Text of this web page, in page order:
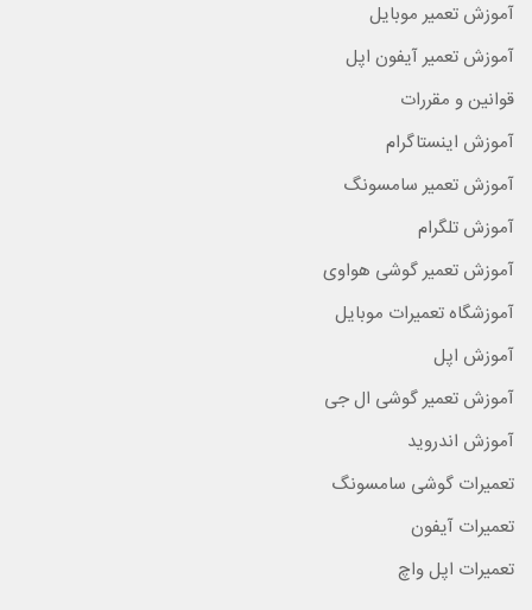
آموزش تعمیر موبایل
آموزش تعمیر آیفون اپل
قوانین و مقررات
آموزش اینستاگرام
آموزش تعمیر سامسونگ
آموزش تلگرام
آموزش تعمیر گوشی هواوی
آموزشگاه تعمیرات موبایل
آموزش اپل
آموزش تعمیر گوشی ال جی
آموزش اندروید
تعمیرات گوشی سامسونگ
تعمیرات آیفون
تعمیرات اپل واچ